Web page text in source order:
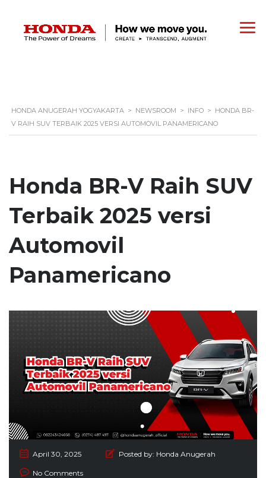
HONDA ANUGERAH YOGYAKARTA > NEWSROOM > INFO > HONDA BR-
V RAIH SUV TERBAIK 2025 VERSI AUTOMOVIL PANAMERICANO
Honda BR-V Raih SUV
Terbaik 2025 versi
Automovil
Panamericano
April 30, 2025 Posted by: Honda Anugerah
No Comments